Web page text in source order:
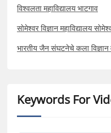
विश्वलता महाविद्यालय भाटगाव
सोमेश्वर विज्ञान महाविद्यालय
भारतीय जैन संघटनेचे कला विज्ञान
Keywords For